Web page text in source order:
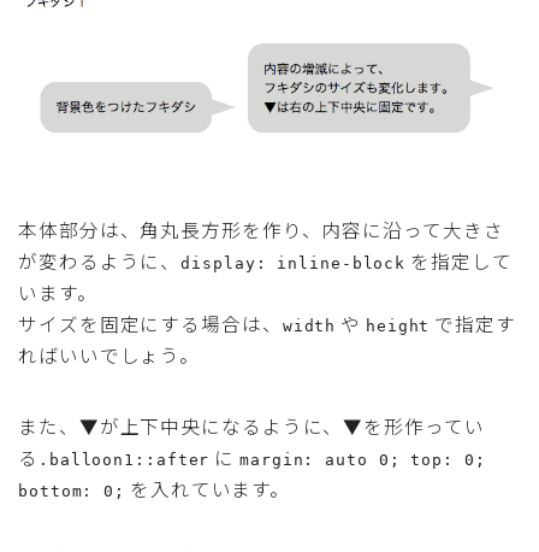
本体部分は、角丸長方形を作り、内容に沿って大きさ
が変わるように、display: inline-block を指定して
います。
サイズを固定にする場合は、
width や height で指定す
ればいいでしょう。
また、▼が上下中央になるように、▼を形作ってい
る .balloon1::after にmargin: auto 0; top: 0;
bottom: 0;
を入れています。